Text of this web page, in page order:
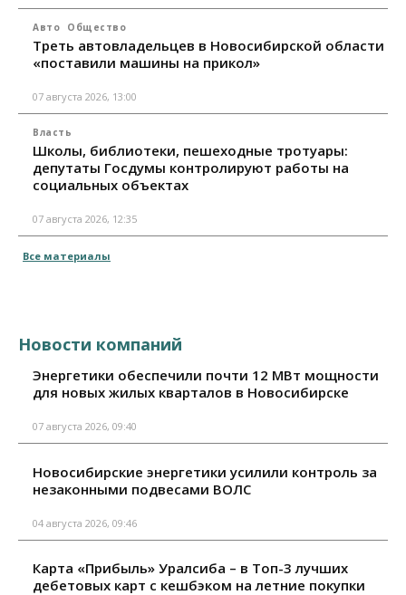
Авто Общество
Треть автовладельцев в Новосибирской области
«поставили машины на прикол»
07 августа 2026, 13:00
Власть
Школы, библиотеки, пешеходные тротуары:
депутаты Госдумы контролируют работы на
социальных объектах
07 августа 2026, 12:35
Все материалы
Новости компаний
Энергетики обеспечили почти 12 МВт мощности
для новых жилых кварталов в Новосибирске
07 августа 2026, 09:40
Новосибирские энергетики усилили контроль за
незаконными подвесами ВОЛС
04 августа 2026, 09:46
Карта «Прибыль» Уралсиба – в Топ-3 лучших
дебетовых карт с кешбэком на летние покупки